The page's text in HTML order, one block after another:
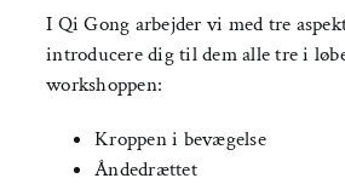
I Qi Gong arbejder vi med tre
introducere dig til dem alle tre i
workshoppen:
Kroppen i bevægelse
Åndedrættet